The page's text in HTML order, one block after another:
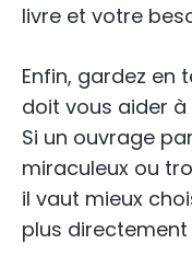
livre et votre
Enfin, gardez en
doit vous aider
Si un ouvrage
miraculeux ou
il vaut mieux
plus directement